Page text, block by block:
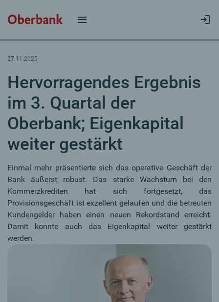
27.11.2025
Hervorragendes Ergebnis
im 3. Quartal der
Oberbank; Eigenkapital
weiter gestärkt
Einmal mehr präsentierte sich das operative Geschäft der
Bank äußerst robust. Das starke Wachstum bei den
Kommerzkrediten hat sich fortgesetzt, das
Provisionsgeschäft ist exzellent gelaufen und die betreuten
Kundengelder haben einen neuen Rekordstand erreicht.
Damit konnte auch das Eigenkapital weiter gestärkt
werden.